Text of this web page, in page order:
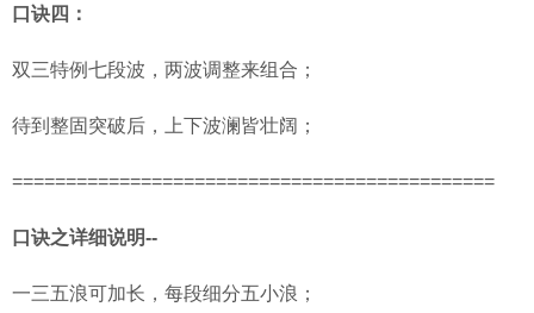
口诀四：
双三特例七段波，两波调整来组合；
待到整固突破后，上下波澜皆壮阔；
=============================================
口诀之详细说明--
一三五浪可加长，每段细分五小浪；